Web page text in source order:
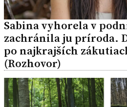
Sabina vyhorela v
zachránila ju príroda.
po najkrajších
(Rozhovor)